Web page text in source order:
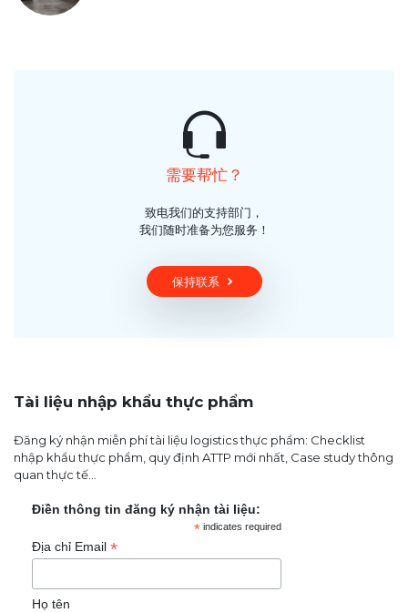
需要帮忙？
致电我们的支持部门，
我们随时准备为您服务！
保持联系
Tài liệu nhập khẩu thực phẩm
Đăng ký nhận miễn phí tài liệu logistics thực phẩm: Checklist
nhập khẩu thực phẩm, quy định ATTP mới nhất, Case study thông
quan thực tế...
Điền thông tin đăng ký nhận tài liệu:
*indicates required
Địa chỉ Email *
Họ tên